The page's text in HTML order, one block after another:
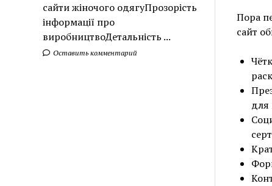
сайти жіночого одягуПрозорість
інформації про
виробництвоДетальність ...
Оставить комментарий
Пора
сайт
для